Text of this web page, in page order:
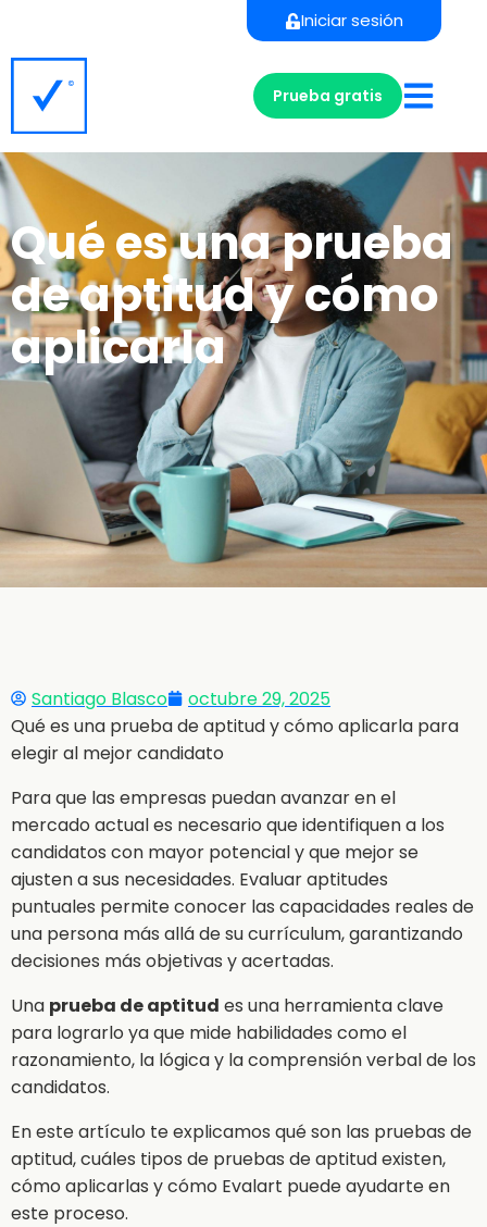
Iniciar sesión
Prueba gratis
Qué es una prueba
de aptitud y cómo
aplicarla
Santiago Blasco
octubre 29, 2025
Qué es una prueba de aptitud y cómo aplicarla para
elegir al mejor candidato
Para que las empresas puedan avanzar en el
mercado actual es necesario que identifiquen a los
candidatos con mayor potencial y que mejor se
ajusten a sus necesidades. Evaluar aptitudes
puntuales permite conocer las capacidades reales de
una persona más allá de su currículum, garantizando
decisiones más objetivas y acertadas.
Una prueba de aptitud es una herramienta clave
para lograrlo ya que mide habilidades como el
razonamiento, la lógica y la comprensión verbal de los
candidatos.
En este artículo te explicamos qué son las pruebas de
aptitud, cuáles tipos de pruebas de aptitud existen,
cómo aplicarlas y cómo Evalart puede ayudarte en
este proceso.